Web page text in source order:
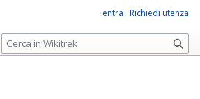
entra Richiedi utenza
R
i